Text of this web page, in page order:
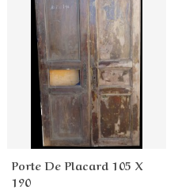
Porte De Placard 105 X
190